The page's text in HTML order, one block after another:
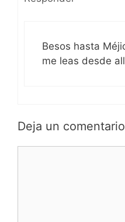
Besos hasta
me leas desde
Deja un comentario